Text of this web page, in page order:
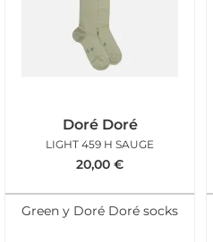
Doré Doré
LIGHT 459 H SAUGE
20,00 €
Green y Doré Doré socks